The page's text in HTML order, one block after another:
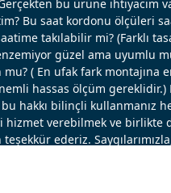
bu ürüne ihtiyacım
Bu saat kordonu ölçüleri
takılabilir mi? (Farklı
güzel ama uyumlu
( En ufak fark montajına
hassas ölçüm
bu hakkı bilinçli kullanmanız
hizmet verebilmek ve
teşekkür ederiz.